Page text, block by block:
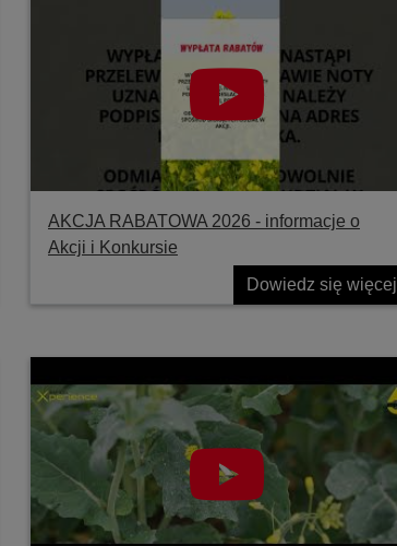
AKCJA RABATOWA 2026 - informacje o
Akcji i Konkursie
Dowiedz się więcej